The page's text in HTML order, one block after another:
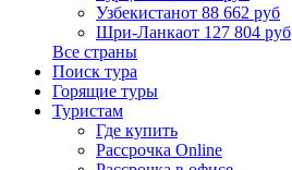
Узбекистанот 88 662 руб
Шри-Ланкаот 127 804 руб
Все страны
Поиск тура
Горящие туры
Туристам
Где купить
Рассрочка Online